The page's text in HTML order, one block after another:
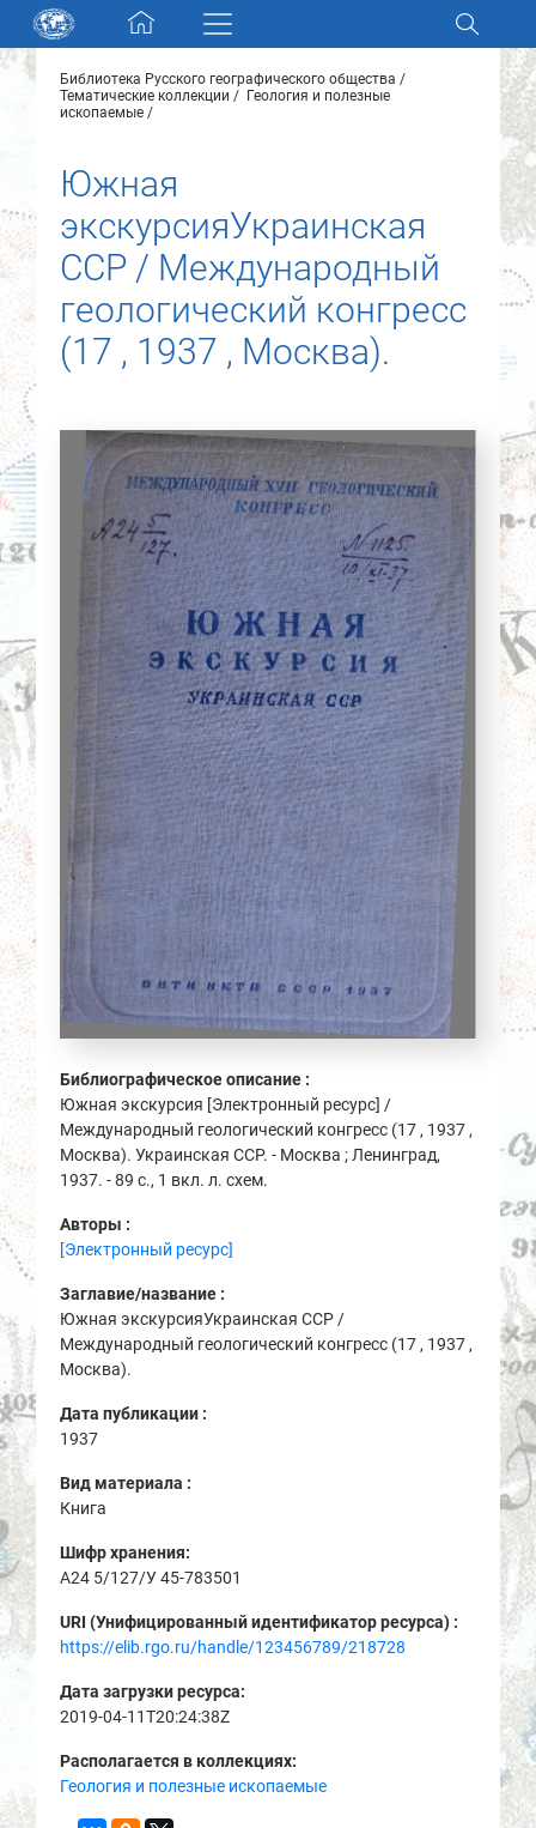
Skip navigation
Разделы и коллекции
Новости
О нас
Контакты
Партнеры
Найти
Библиотека Русского географического общества
Тематические коллекции
Геология и полезные
ископаемые
Южная
экскурсияУкраинская
ССР / Международный
геологический конгресс
(17 , 1937 , Москва).
Библиографическое описание :
Южная экскурсия [Электронный ресурс] /
Международный геологический конгресс (17 , 1937 ,
Москва). Украинская ССР. - Москва ; Ленинград,
1937. - 89 с., 1 вкл. л. схем.
Авторы :
[Электронный ресурс]
Заглавие/название :
Южная экскурсияУкраинская ССР /
Международный геологический конгресс (17 , 1937 ,
Москва).
Дата публикации :
1937
Вид материала :
Книга
Шифр хранения:
A24 5/127/У 45-783501
URI (Унифицированный идентификатор ресурса) :
https://elib.rgo.ru/handle/123456789/218728
Дата загрузки ресурса:
2019-04-11T20:24:38Z
Располагается в коллекциях:
Геология и полезные ископаемые